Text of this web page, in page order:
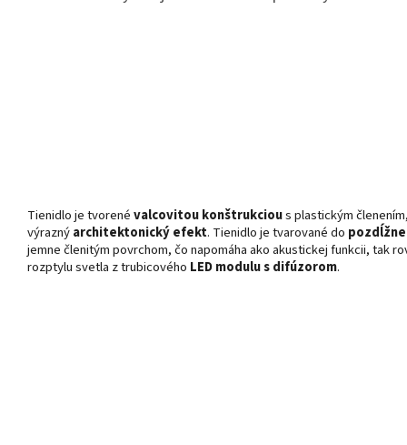
Tienidlo je tvorenévalcovitou konštrukcious plastickým
výraznýarchitektonický efekt. Tienidlo je tvarované do
jemne členitým povrchom, čo napomáha ako akustickej funkcii, tak
rozptylu svetla z trubicového LED modulu s difúzorom.